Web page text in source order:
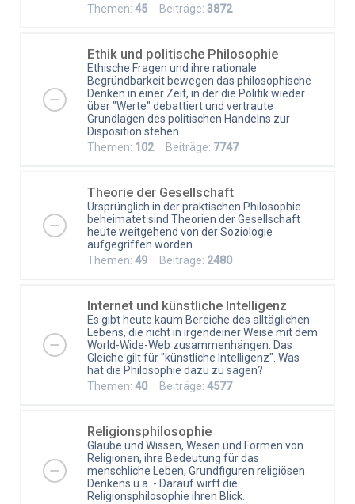
Themen: 45 Beiträge: 3872
Ethik und politische Philosophie
Ethische Fragen und ihre rationale
Begründbarkeit bewegen das philosophische
Denken in einer Zeit, in der die Politik wieder
über "Werte" debattiert und vertraute
Grundlagen des politischen Handelns zur
Disposition stehen.
Themen: 102Beiträge: 7747
Theorie der Gesellschaft
Ursprünglich in der praktischen Philosophie
beheimatet sind Theorien der Gesellschaft
heute weitgehend von der Soziologie
aufgegriffen worden.
Themen: 49 Beiträge: 2480
Internet und künstliche Intelligenz
Es gibt heute kaum Bereiche des alltäglichen
Lebens, die nicht in irgendeiner Weise mit dem
World-Wide-Web zusammenhängen. Das
Gleiche gilt für "künstliche Intelligenz". Was
hat die Philosophie dazu zu sagen?
Themen: 40 Beiträge: 4577
Religionsphilosophie
Glaube und Wissen, Wesen und Formen von
Religionen, ihre Bedeutung für das
menschliche Leben, Grundfiguren religiösen
Denkens u.ä. - Darauf wirft die
Religionsphilosophie ihren Blick.